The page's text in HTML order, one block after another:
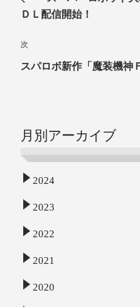
ＤＬ配信開始！
次
スパロボ新作「魔装機神
月別アーカイブ
2024
2023
2022
2021
2020